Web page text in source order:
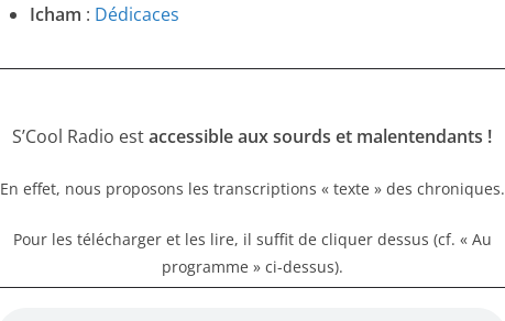
Icham : Dédicaces
S’Cool Radio estaccessible aux sourds et malentendants !
En effet, nous proposons les transcriptions « texte » des chroniques.
Pour les télécharger et les lire, il suffit de cliquer dessus (cf. « Au
programme » ci-dessus).